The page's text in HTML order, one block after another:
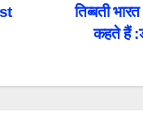
तिब्बती
कहते हैं